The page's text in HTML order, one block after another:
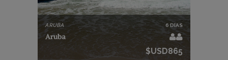
ARUBA
Aruba
6 DÍAS
$USD865